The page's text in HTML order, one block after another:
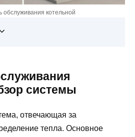
обслуживания котельной
системы
отвечающая за
тепла. Основное